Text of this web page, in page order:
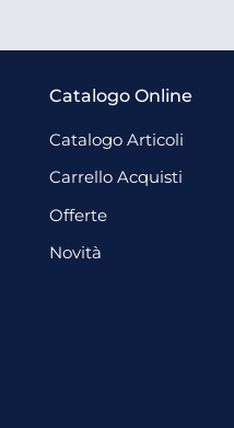
Catalogo Online
Catalogo Articoli
Carrello Acquisti
Offerte
Novità